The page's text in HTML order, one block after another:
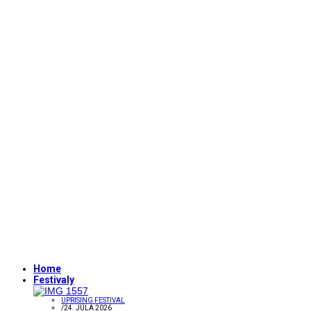
Home
Festivaly
UPRISING FESTIVAL
/24. JÚLA 2026